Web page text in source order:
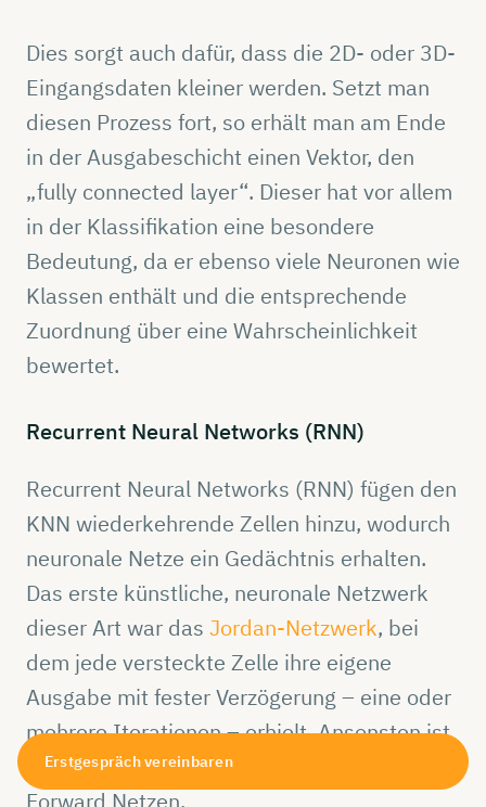
Dies sorgt auch dafür, dass die 2D- oder 3D-
Eingangsdaten kleiner werden. Setzt man
diesen Prozess fort, so erhält man am Ende
in der Ausgabeschicht einen Vektor, den
„fully connected layer“. Dieser hat vor allem
in der Klassifikation eine besondere
Bedeutung, da er ebenso viele Neuronen wie
Klassen enthält und die entsprechende
Zuordnung über eine Wahrscheinlichkeit
bewertet.
Recurrent Neural Networks (RNN)
Recurrent Neural Networks (RNN) fügen den
KNN wiederkehrende Zellen hinzu, wodurch
neuronale Netze ein Gedächtnis erhalten.
Das erste künstliche, neuronale Netzwerk
dieser Art war das Jordan-Netzwerk, bei
dem jede versteckte Zelle ihre eigene
Ausgabe mit fester Verzögerung – eine oder
mehrere Iterationen – erhielt. Ansonsten ist
es vergleichbar mit den klassischen Feed
Erstgespräch vereinbaren